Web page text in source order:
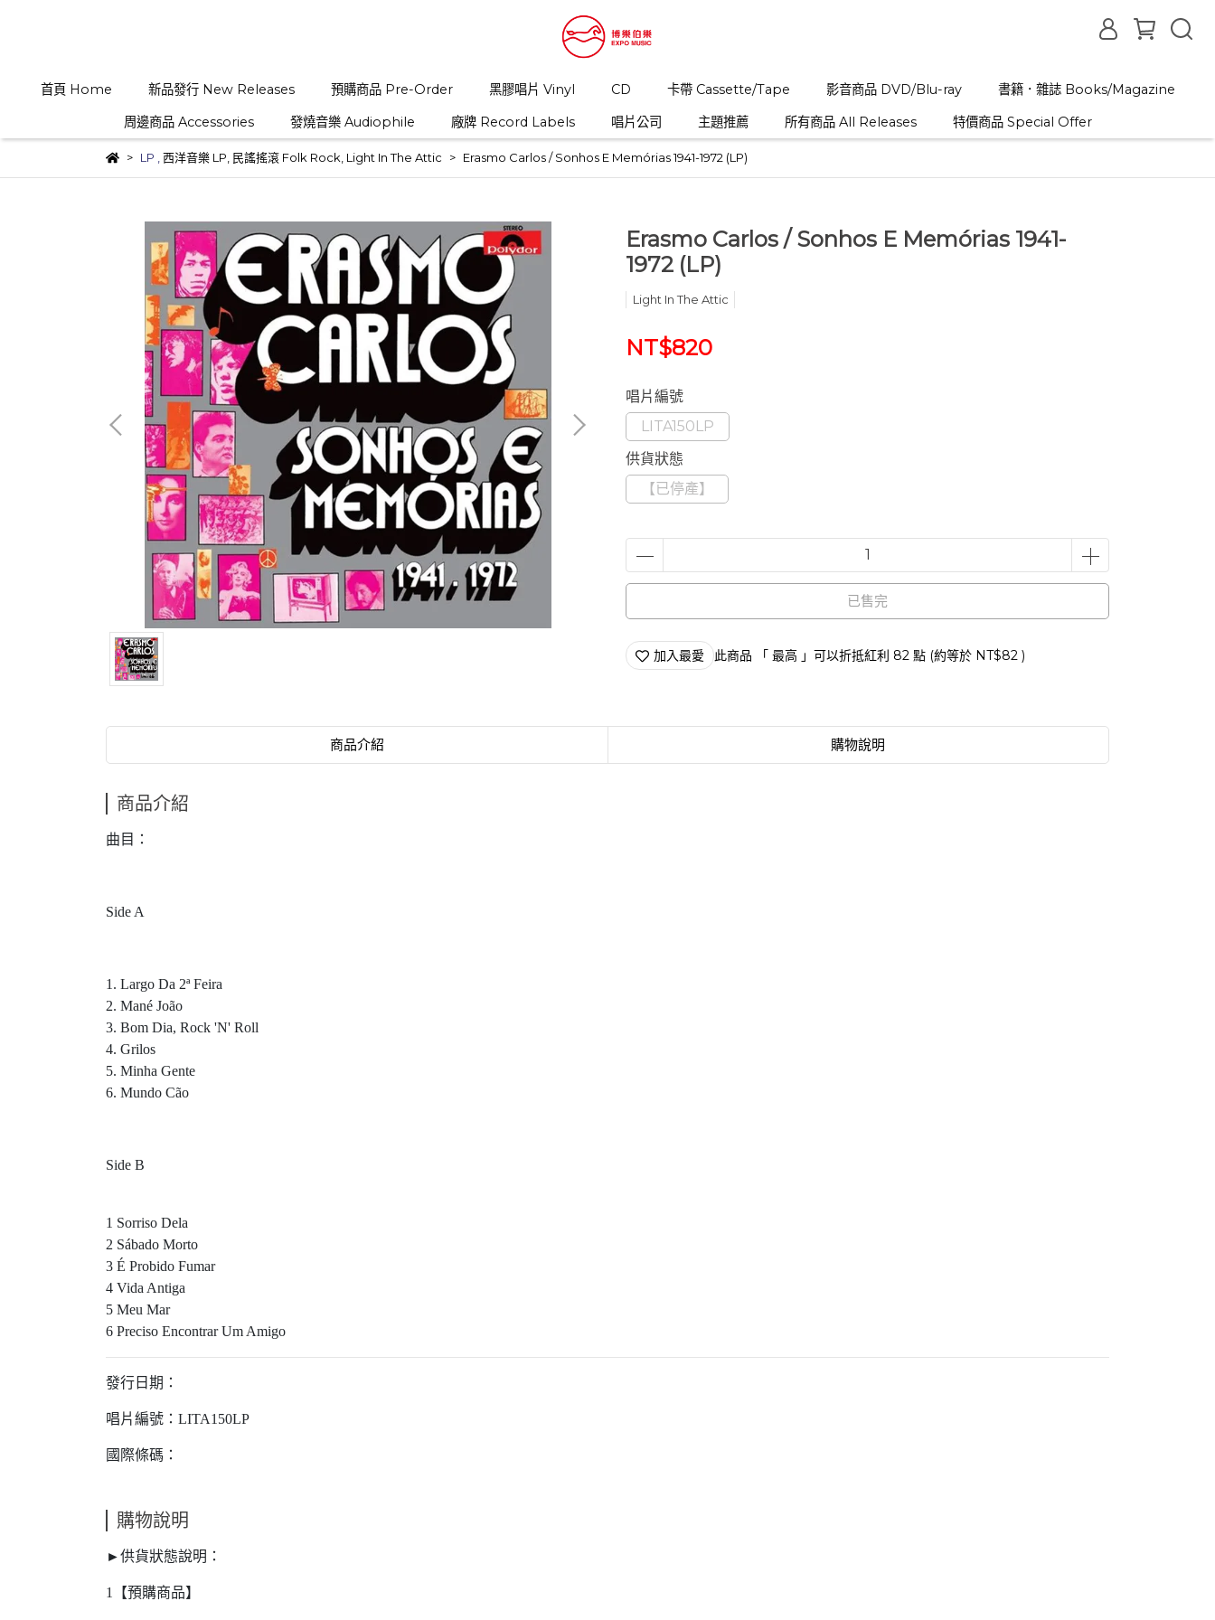
首頁 Home 新品發行 New Releases 預購商品 Pre-Order 黑膠唱片 Vinyl CD 卡帶 Cassette/Tape 影音商品 DVD/Blu-ray
書籍．雜誌 Books/Magazine
周邊商品 Accessories
發燒音樂 Audiophile 廠牌 Record Labels 唱片公司 主題推薦 所有商品 All Releases 特價商品 Special Offer
LP 西洋音樂 LP 民謠搖滾 Folk Rock Light In The Attic Erasmo Carlos / Sonhos E Memórias 1941-1972 (LP)
Erasmo Carlos / Sonhos E Memórias 1941-
1972 (LP)
Light In The Attic
NT$820
唱片編號
LITA150LP
供貨狀態
【已停產】
已售完
加入最愛 此商品 「 最高 」可以折抵紅利 82 點 (約等於 NT$82 )
商品介紹 購物說明
商品介紹
曲目：
Side A
1. Largo Da 2ª Feira
2. Mané João
3. Bom Dia, Rock 'N' Roll
4. Grilos
5. Minha Gente
6. Mundo Cão
Side B
1 Sorriso Dela
2 Sábado Morto
3 É Probido Fumar
4 Vida Antiga
5 Meu Mar
6 Preciso Encontrar Um Amigo
發行日期：
唱片編號：LITA150LP
國際條碼：
購物說明
►供貨狀態說明：
1【預購商品】